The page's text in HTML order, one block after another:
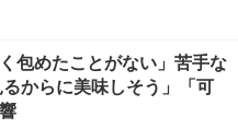
包めたことがない」苦手な
からに美味しそう」「可